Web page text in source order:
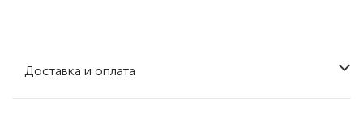
Доставка и оплата